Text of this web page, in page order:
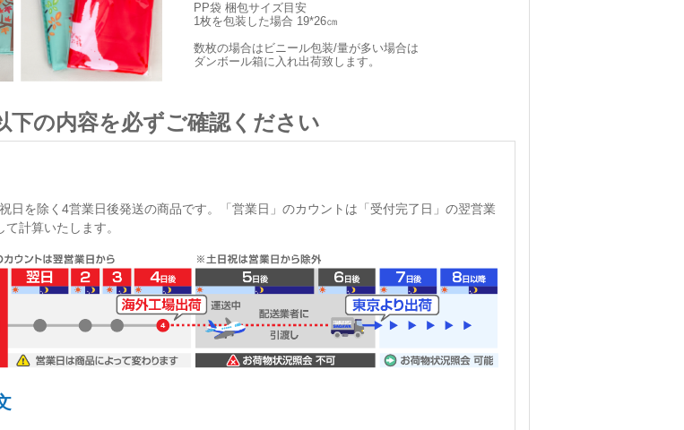
PP袋 梱包サイズ目安
1枚を包装した場合 19*26㎝
数枚の場合はビニール包装/量が多い場合は
ダンボール箱に入れ出荷致します。
下の内容を必ずご確認ください
日を除く4営業日後発送の商品です。「営業日」のカウントは「受付完了日」の翌営業
計算いたします。